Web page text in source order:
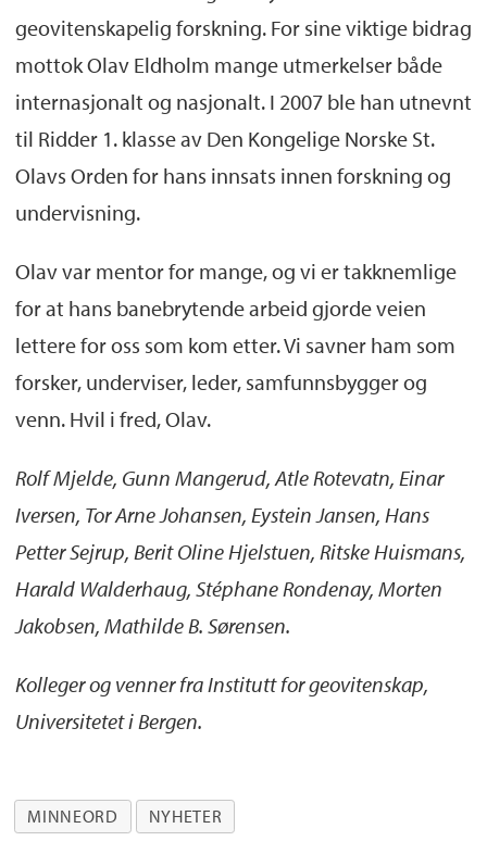
geovitenskapelig forskning. For sine viktige bidrag
mottok Olav Eldholm mange utmerkelser både
internasjonalt og nasjonalt. I 2007 ble han utnevnt
til Ridder 1. klasse av Den Kongelige Norske St.
Olavs Orden for hans innsats innen forskning og
undervisning.
Olav var mentor for mange, og vi er takknemlige
for at hans banebrytende arbeid gjorde veien
lettere for oss som kom etter. Vi savner ham som
forsker, underviser, leder, samfunnsbygger og
venn. Hvil i fred, Olav.
Rolf Mjelde, Gunn Mangerud, Atle Rotevatn, Einar
Iversen, Tor Arne Johansen, Eystein Jansen, Hans
Petter Sejrup, Berit Oline Hjelstuen, Ritske Huismans,
Harald Walderhaug, Stéphane Rondenay, Morten
Jakobsen, Mathilde B. Sørensen.
Kolleger og venner fra Institutt for geovitenskap,
Universitetet i Bergen.
MINNEORD NYHETER